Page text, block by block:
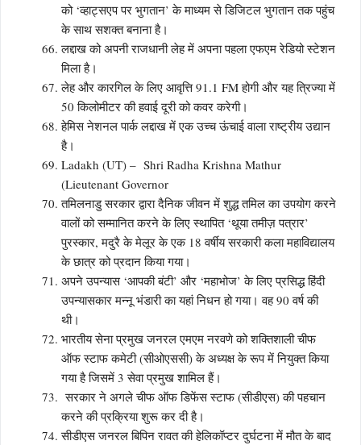
को ‘व्हाट्सएप पर भुगतान’ के माध्यम से डिजिटल भुगतान तक पहुंच
के साथ सशक्त बनाना है।
लद्दाख को अपनी राजधानी लेह में अपना पहला एफएम रेडियो स्टेशन
मिला है।
लेह और कारगिल के लिए आवृत्ति 91.1 FM होगी और यह त्रिज्या में
50 किलोमीटर की हवाई दूरी को कवर करेगी।
हेमिस नेशनल पार्क लद्दाख में एक उच्च ऊंचाई वाला राष्ट्रीय उद्यान
है।
Ladakh (UT) – Shri Radha Krishna Mathur
(Lieutenant Governor
तमिलनाडु सरकार द्वारा दैनिक जीवन में शुद्ध तमिल का उपयोग करने
वालों को सम्मानित करने के लिए स्थापित ‘थूया तमीज़ पत्रार’
पुरस्कार, मदुरै के मेलूर के एक 18 वर्षीय सरकारी कला महाविद्यालय
के छात्र को प्रदान किया गया।
अपने उपन्यास ‘आपकी बंटी’ और ‘महाभोज’ के लिए प्रसिद्ध हिंदी
उपन्यासकार मन्नू भंडारी का यहां निधन हो गया। वह 90 वर्ष की
थी।
भारतीय सेना प्रमुख जनरल एमएम नरवणे को शक्तिशाली चीफ
ऑफ स्टाफ कमेटी (सीओएससी) के अध्यक्ष के रूप में नियुक्त किया
गया है जिसमें 3 सेवा प्रमुख शामिल हैं।
सरकार ने अगले चीफ ऑफ डिफेंस स्टाफ (सीडीएस) की पहचान
करने की प्रक्रिया शुरू कर दी है।
सीडीएस जनरल बिपिन रावत की हेलिकॉप्टर दुर्घटना में मौत के बाद